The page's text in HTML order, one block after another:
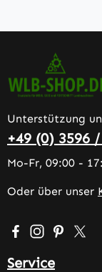
Unterstützung
+49 (0) 3596
Mo-Fr, 09:00 -
Oder über unser
Besuche uns
Schau auf
Lass
Service